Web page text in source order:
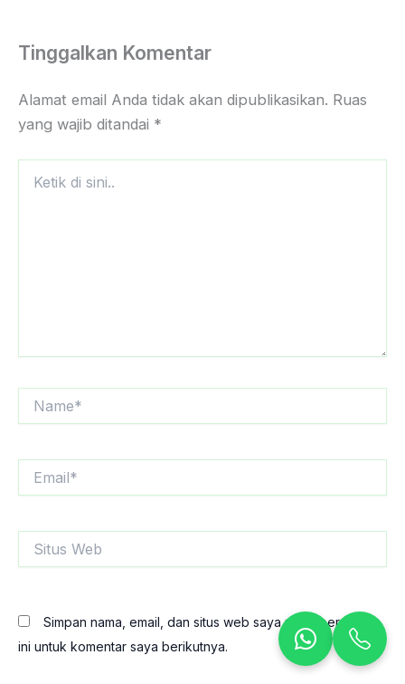
Tinggalkan Komentar
Alamat email Anda tidak akan dipublikasikan. Ruas
yang wajib ditandai *
Web
Simpan nama, email, dan situs web saya pada peramban
ini untuk komentar saya berikutnya.